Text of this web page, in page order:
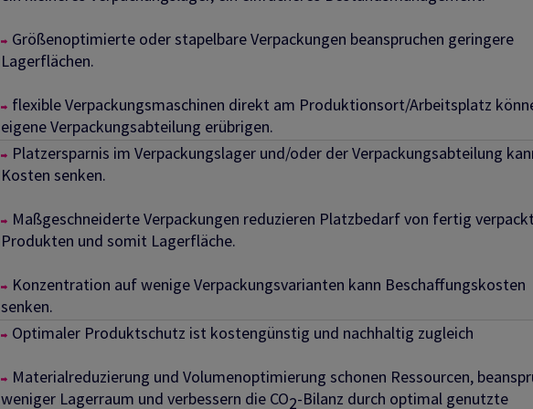
Größenoptimierte oder stapelbare Verpackungen beanspruchen geringere
Lagerflächen.
flexible Verpackungsmaschinen direkt am Produktionsort/Arbeitsplatz
eigene Verpackungsabteilung erübrigen.
Platzersparnis im Verpackungslager und/oder der Verpackungsabteilung
Kosten senken.
Maßgeschneiderte Verpackungen reduzieren Platzbedarf von fertig
Produkten und somit Lagerfläche.
Konzentration auf wenige Verpackungsvarianten kann Beschaffungskosten
senken.
Optimaler Produktschutz ist kostengünstig und nachhaltig zugleich
Materialreduzierung und Volumenoptimierung schonen Ressourcen,
weniger Lagerraum und verbessern die CO2-Bilanz durch optimal genutzte